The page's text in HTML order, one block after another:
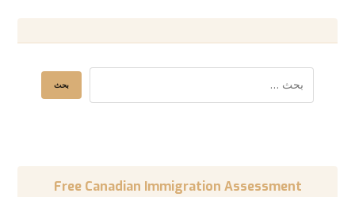
Free Canadian Immigration Assessment